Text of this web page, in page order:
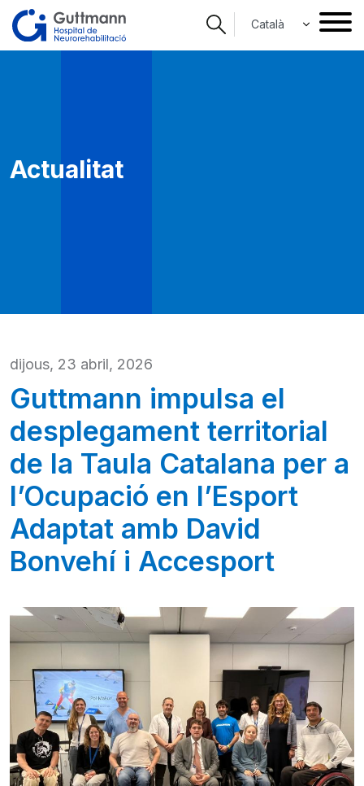
Select your
Actualitat
dijous, 23 abril, 2026
Guttmann impulsa el
desplegament territorial
de la Taula Catalana per a
l’Ocupació en l’Esport
Adaptat amb David
Bonvehí i Accesport